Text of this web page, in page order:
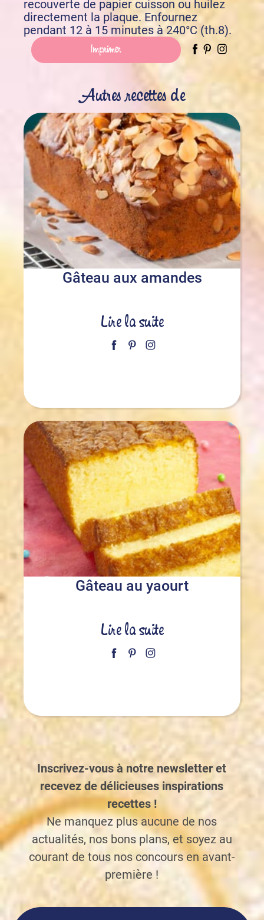
Imprimer
recouverte de papier cuisson ou huilez
directement la plaque. Enfournez
pendant 12 à 15 minutes à 240°C (th.8).
Autres recettes de
Gâteau aux amandes
Lire la suite
Gâteau au yaourt
Lire la suite
Inscrivez-vous à notre newsletter et
recevez de délicieuses inspirations
recettes !
Ne manquez plus aucune de nos
actualités, nos bons plans, et soyez au
courant de tous nos concours en avant-
première !